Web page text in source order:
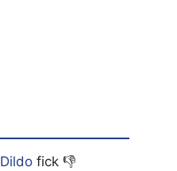
Dildo fick 👎